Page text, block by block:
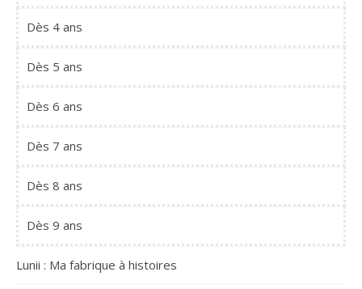
Dès 4 ans
Dès 5 ans
Dès 6 ans
Dès 7 ans
Dès 8 ans
Dès 9 ans
Lunii : Ma fabrique à histoires